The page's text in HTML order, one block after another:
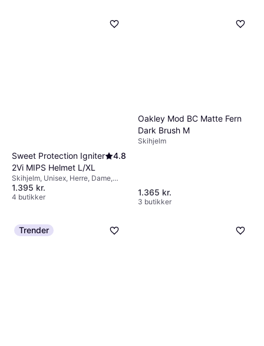
Sweet Protection Igniter
2Vi MIPS Helmet L/XL
4.8
Skihjelm, Unisex, Herre, Dame,
MIPS-teknologi
1.395 kr.
4 butikker
Oakley Mod BC Matte Fern
Dark Brush M
Skihjelm
1.365 kr.
3 butikker
Trender